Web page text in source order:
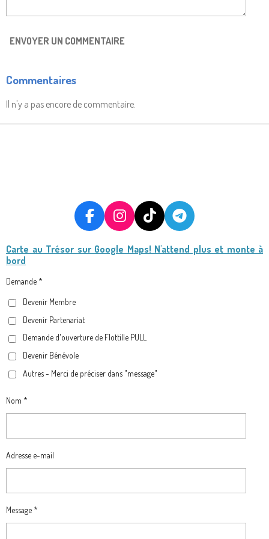
ENVOYER UN COMMENTAIRE
Commentaires
Il n'y a pas encore de commentaire.
F
C
I
S
M
T
K
T
L
Carte au Trésor sur Google Maps! N'attend plus et monte à
bord
Demande *
Devenir Membre
Devenir Partenariat
Demande d'ouverture de Flottille PULL
Devenir Bénévole
Autres - Merci de préciser dans "message"
Nom *
Adresse e-mail
Message *